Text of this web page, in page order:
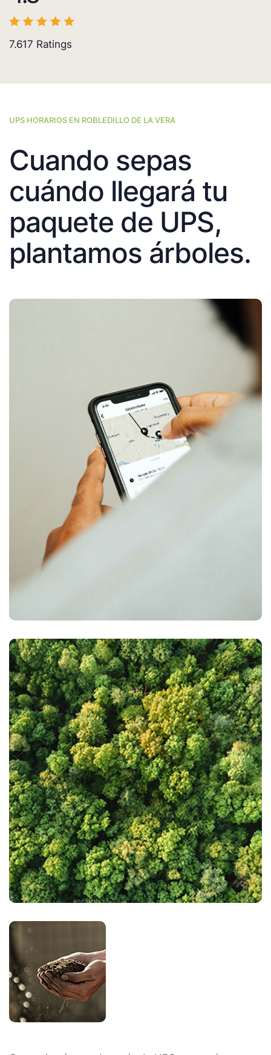
7.617 Ratings
UPS HORARIOS EN ROBLEDILLO DE LA VERA
Cuando sepas
cuándo llegará tu
paquete de UPS,
plantamos árboles.